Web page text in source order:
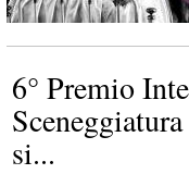
6° Premio
si...